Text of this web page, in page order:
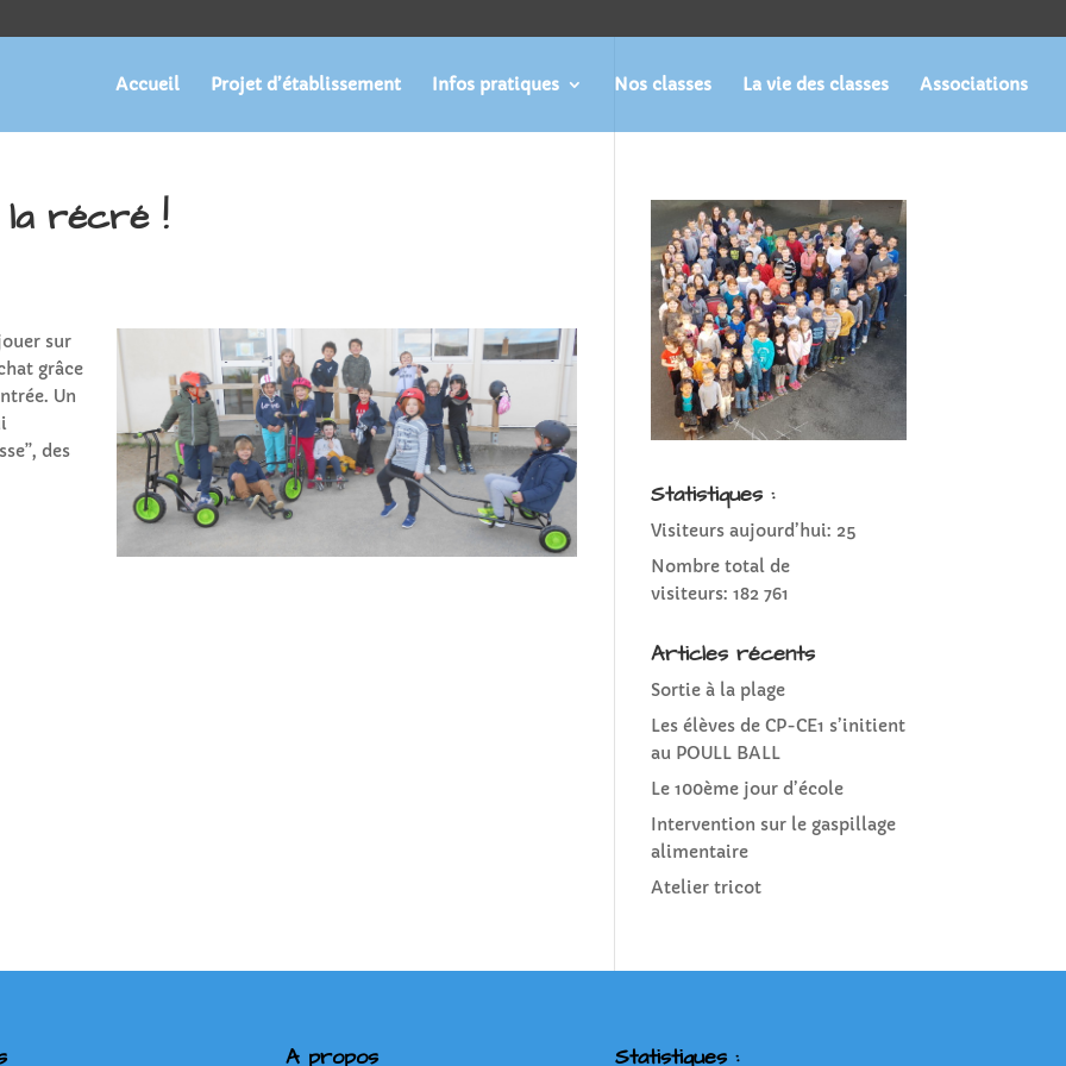
Accueil Projet d’établissement Infos pratiques Nos classes La vie des classes Associations
la récré !
sur
grâce
Un
des
Statistiques :
Visiteurs aujourd’hui: 25
Nombre total de
visiteurs: 182 761
Articles récents
Sortie à la plage
Les élèves de CP-CE1 s’initient
au POULL BALL
Le 100ème jour d’école
Intervention sur le gaspillage
alimentaire
Atelier tricot
A propos Statistiques :